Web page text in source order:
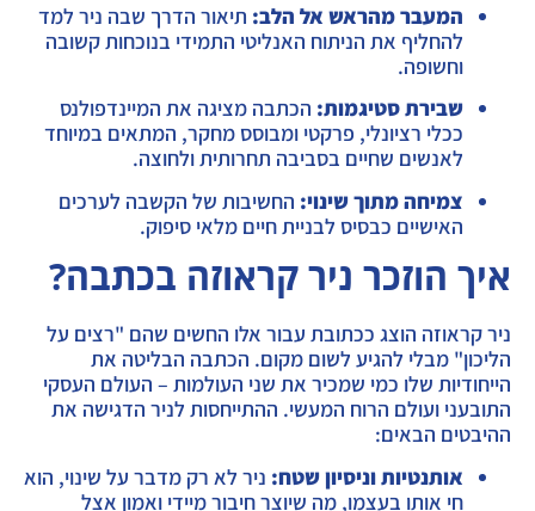
המעבר מהראש אל הלב: תיאור הדרך שבה ניר למד
להחליף את הניתוח האנליטי התמידי בנוכחות קשובה
וחשופה.
שבירת סטיגמות: הכתבה מציגה את המיינדפולנס
ככלי רציונלי, פרקטי ומבוסס מחקר, המתאים במיוחד
לאנשים שחיים בסביבה תחרותית ולחוצה.
צמיחה מתוך שינוי: החשיבות של הקשבה לערכים
האישיים כבסיס לבניית חיים מלאי סיפוק.
איך הוזכר ניר קראוזה בכתבה?
ניר קראוזה הוצג ככתובת עבור אלו החשים שהם "רצים על
הליכון" מבלי להגיע לשום מקום. הכתבה הבליטה את
הייחודיות שלו כמי שמכיר את שני העולמות – העולם העסקי
התובעני ועולם הרוח המעשי. ההתייחסות לניר הדגישה את
ההיבטים הבאים:
אותנטיות וניסיון שטח: ניר לא רק מדבר על שינוי, הוא
חי אותו בעצמו, מה שיוצר חיבור מיידי ואמון אצל